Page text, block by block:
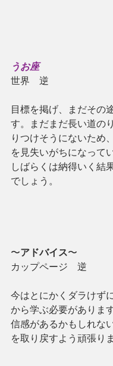
うお座
世界　逆
目標を掲げ、まだその
す。まだまだ長い道の
りつけそうにないため
を見失いがちになって
しばらくは納得いく結
でしょう。
〜アドバイス〜
カップページ　逆
今はとにかくダラけず
から学ぶ必要がありま
信感があるかもしれな
を取り戻すよう頑張り